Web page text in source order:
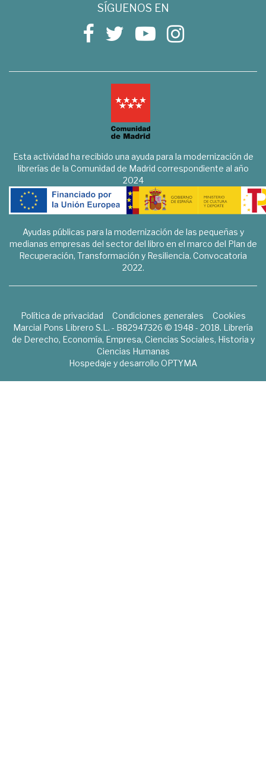
SÍGUENOS EN
Esta actividad ha recibido una ayuda para la modernización de
librerías de la Comunidad de Madrid correspondiente al año
2024
Ayudas públicas para la modernización de las pequeñas y
medianas empresas del sector del libro en el marco del Plan de
Recuperación, Transformación y Resiliencia. Convocatoria
2022.
Política de privacidad Condiciones generales
Cookies
Marcial Pons Librero S.L. - B82947326 © 1948 - 2018. Librería
de Derecho, Economía, Empresa, Ciencias Sociales, Historia y
Ciencias Humanas
Hospedaje y desarrollo OPTYMA